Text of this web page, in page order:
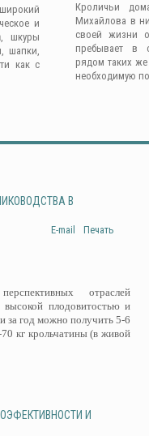
и
, шкуры
шапки,
как с
Кроличьи
Михайлова в
своей жизни
пребывает в
рядом таких
необходимую
В
Печать
E-mail
отраслей
плодовитостью и
за год можно получить 5-6
кг крольчатины (в живой
И